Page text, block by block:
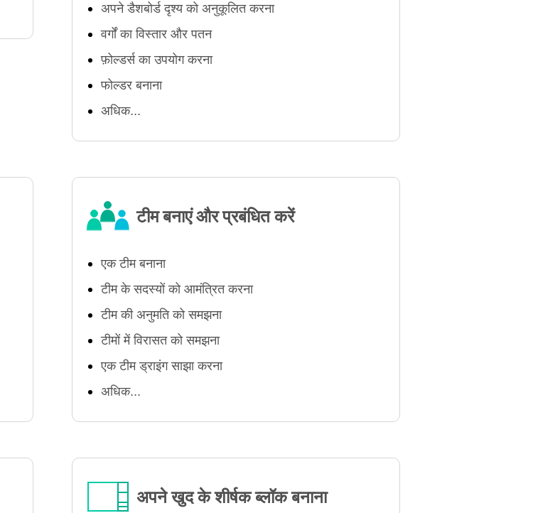
अपने डैशबोर्ड दृश्य को अनुकूलित करना
वर्गों का विस्तार और पतन
फ़ोल्डर्स का उपयोग करना
फोल्डर बनाना
अधिक...
टीम बनाएं और प्रबंधित करें
एक टीम बनाना
टीम के सदस्यों को आमंत्रित करना
टीम की अनुमति को समझना
टीमों में विरासत को समझना
एक टीम ड्राइंग साझा करना
अधिक...
अपने खुद के शीर्षक ब्लॉक बनाना